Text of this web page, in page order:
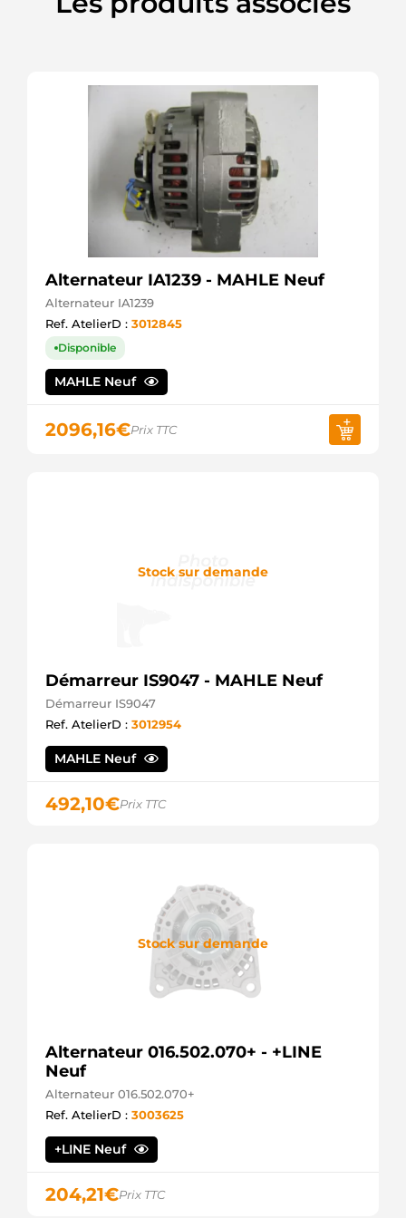
Lucas
Alternateur IA1239 - MAHLE Neuf
Alternateur IA1239
Ref. AtelierD : 3012845
Disponible
MAHLE Neuf
2096,16€Prix TTC
Stock sur demande
Démarreur IS9047 - MAHLE Neuf
Démarreur IS9047
Ref. AtelierD : 3012954
MAHLE Neuf
492,10€Prix TTC
Stock sur demande
Alternateur 016.502.070+ - +LINE
Neuf
Alternateur 016.502.070+
Ref. AtelierD : 3003625
+LINE Neuf
204,21€Prix TTC